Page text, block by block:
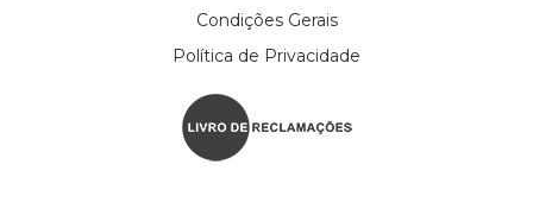
Condições Gerais
Política de Privacidade